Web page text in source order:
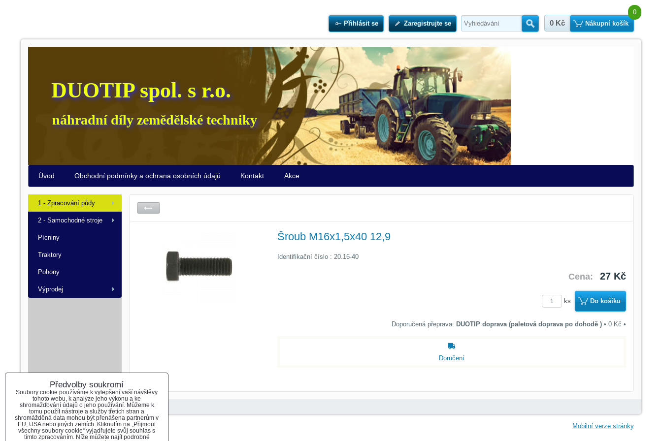
Přihlásit se Zaregistrujte se Hledat
0 Kč
0
Nákupní košík
DUOTIP spol. s r.o.
náhradní díly zemědělské techniky
Úvod Obchodní podmínky a ochrana osobních údajů Kontakt Akce
Šroub M16x1,5x40 12,9
Identifikační číslo : 20.16-40
Cena: 27 Kč
ks Do košíku
DUOTIP doprava (paletová doprava po dohodě ) • 0 Kč •
Doručení
1 - Zpracování půdy
2 - Samochodné stroje
Pícniny
Traktory
Pohony
Výprodej
Předvolby soukromí Zásady ochrany soukromí Mobilní verze stránky
Předvolby soukromí
Soubory cookie používáme k vylepšení vaší návštěvy
tohoto webu, k analýze jeho výkonu a ke
shromažďování údajů o jeho používání. Můžeme k
tomu použít nástroje a služby třetích stran a
shromážděná data mohou být přenášena partnerům v
EU, USA nebo jiných zemích. Kliknutím na „Přijmout
všechny soubory cookie“ vyjadřujete svůj souhlas s
tímto zpracováním. Níže můžete najít podrobné